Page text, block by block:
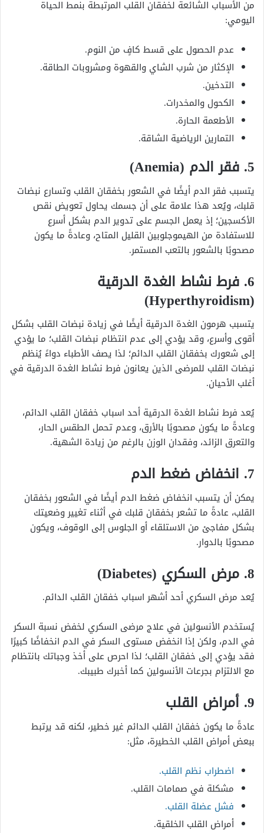
من الأسباب الشائعة لخفقان القلب المرتبطة بنمط الحياة
اليومي:
عدم الحصول على قسط كافٍ من النوم.
الإكثار من شرب الشاي والقهوة ومشروبات الطاقة.
التدخين.
الكحول والمخدرات.
الأطعمة الحارة.
التمارين الرياضية الشاقة.
5. فقر الدم (Anemia)
يتسبب فقر الدم أيضًا في الشعور بخفقان القلب وتسارع نبضات
قلبك، ويُعد هذا علامة على أن جسمك يحاول تعويض نقص
الأكسجين؛ إذ يعمل الجسم على تدوير الدم بشكل أسرع
للاستفادة من الهيموجلوبين القليل المتاح، وعادةً ما يكون
مصحوبًا بالشعور بالتعب المستمر.
6. فرط نشاط الغدة الدرقية
(Hyperthyroidism)
يتسبب هرمون الغدة الدرقية أيضًا في زيادة نبضات القلب بشكل
أقوى وأسرع، وقد يؤدي إلى عدم انتظام نبضات القلب؛ ما يؤدي
إلى شعورك بخفقان القلب الدائم؛ لذا يصف الأطباء دواءً يُنظم
نبضات القلب للمرضى الذين يعانون فرط نشاط الغدة الدرقية في
أغلب الأحيان.
يُعد فرط نشاط الغدة الدرقية أحد اسباب خفقان القلب الدائم،
وعادةً ما يكون مصحوبًا بالأرق، وعدم تحمل الطقس الحار،
والتعرق الزائد، وفقدان الوزن بالرغم من زيادة الشهية.
7. انخفاض ضغط الدم
يمكن أن يتسبب انخفاض ضغط الدم أيضًا في الشعور بخفقان
القلب، عادةً ما تشعر بخفقان قلبك في أثناء تغيير وضعيتك
بشكل مفاجئ من الاستلقاء أو الجلوس إلى الوقوف، ويكون
مصحوبًا بالدوار.
8. مرض السكري (Diabetes)
يُعد مرض السكري أحد أشهر اسباب خفقان القلب الدائم.
يُستخدم الأنسولين في علاج مرضى السكري لخفض نسبة السكر
في الدم، ولكن إذا انخفض مستوى السكر في الدم انخفاضًا كبيرًا
فقد يؤدي إلى خفقان القلب؛ لذا احرص على أخذ وجباتك بانتظام
مع الالتزام بجرعات الأنسولين كما أخبرك طبيبك.
9. أمراض القلب
عادةً ما يكون خفقان القلب الدائم غير خطير، لكنه قد يرتبط
ببعض أمراض القلب الخطيرة، مثل:
اضطراب نظم القلب.
مشكلة في صمامات القلب.
فشل عضلة القلب.
أمراض القلب الخلقية.